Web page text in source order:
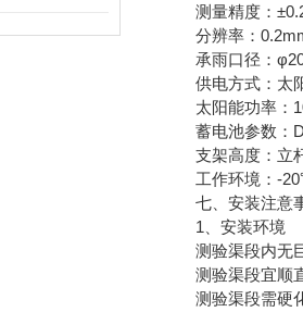
测量精度：
分辨率：
承雨口径：
供电方式：太阳
太阳能功率：
蓄电池参数：
支架高度：立
工作环境：-
七、安装注意
1、安装环境
测验渠段内无巨
测验渠段宜顺直
测验渠段需硬化